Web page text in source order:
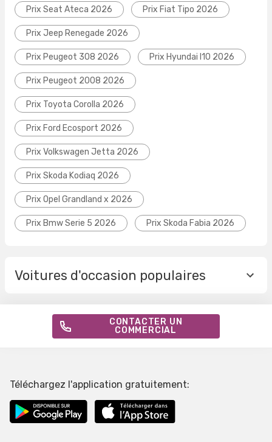
Prix Seat Ateca 2026 Prix Fiat Tipo 2026
Prix Jeep Renegade 2026
Prix Peugeot 308 2026 Prix Hyundai I10 2026
Prix Peugeot 2008 2026
Prix Toyota Corolla 2026
Prix Ford Ecosport 2026
Prix Volkswagen Jetta 2026
Prix Skoda Kodiaq 2026
Prix Opel Grandland x 2026
Prix Bmw Serie 5 2026 Prix Skoda Fabia 2026
Voitures d'occasion populaires
CONTACTER UN
COMMERCIAL
Téléchargez l'application gratuitement: